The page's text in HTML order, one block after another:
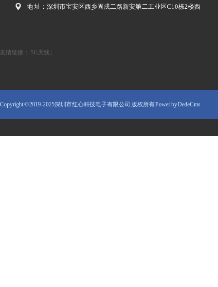
地 址：深圳市宝安区西乡固戍二路新安第二工业区C10栋2楼西
友情链接： 5G天线
Copyright © 2019-2025深圳市红心科技电子有限公司 版权所有Power by DedeCms